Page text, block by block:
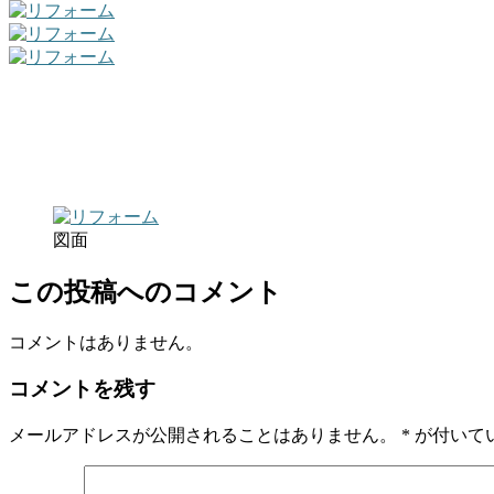
図面
この投稿へのコメント
コメントはありません。
コメントを残す
メールアドレスが公開されることはありません。 * が付いて